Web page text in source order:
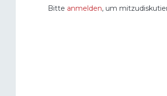
Bitte anmelden, um